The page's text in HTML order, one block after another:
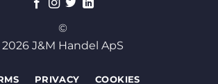
©
2026 J&M Handel ApS
PRIVACY COOKIES